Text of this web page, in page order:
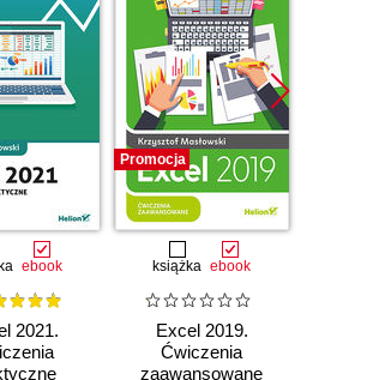
ebook
2021.
Promocja
książka ebook
Excel 2019.
Ćwiczenia
zaawansowane